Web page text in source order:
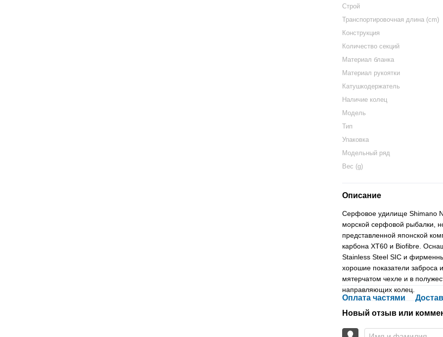
Строй
Транспортировочная длина (cm)
Конструкция
Количество секций
Материал бланка
Материал рукоятки
Катушкодержатель
Наличие колец
Модель
Тип
Упаковка
Модельный ряд
Вес (g)
Описание
Серфовое удилище Shimano
морской серфовой рыбалки,
представленной японской
карбона XT60 и Biofibre.
Stainless Steel SIC и
хорошие показатели заброса
мятерчатом чехле и в
направляющих колец.
Оплата частями
Новый отзыв или